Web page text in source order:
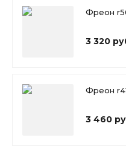
Фреон
3 320
Фреон
3 460